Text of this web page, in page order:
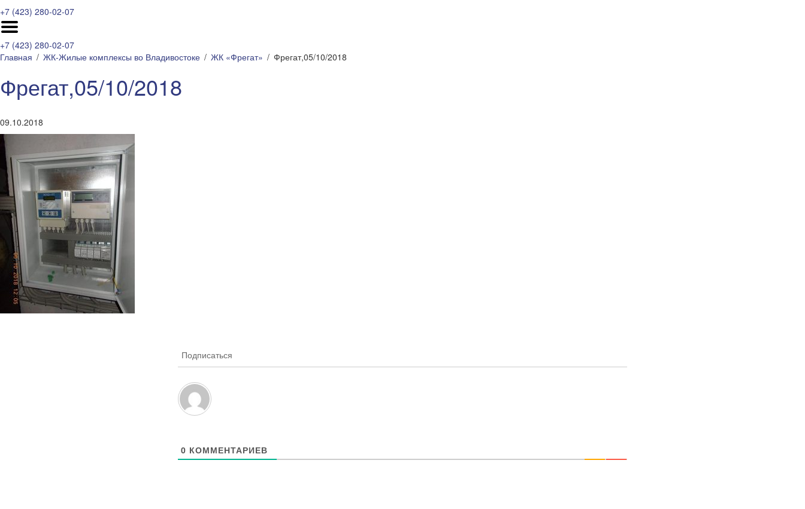
+7 (423) 280-02-07
+7 (423) 280-02-07
Главная
ЖК-Жилые комплексы во Владивостоке ЖК «Фрегат» Фрегат,05/10/2018
Фрегат,05/10/2018
09.10.2018
Подписаться
0 КОММЕНТАРИЕВ